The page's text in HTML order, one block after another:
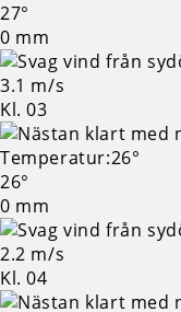
27°
0 mm
3.1 m/s
Kl. 03
26°
0 mm
2.2 m/s
Kl. 04